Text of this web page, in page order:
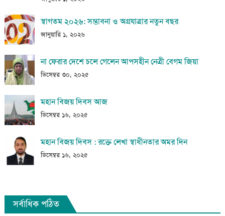
স্বাগতম ২০২৬: সম্ভাবনা ও অগ্রযাত্রার নতুন বছর
জানুয়ারি ১, ২০২৬
না ফেরার দেশে চলে গেলেন আপসহীন নেত্রী বেগম জিয়া
ডিসেম্বর ৩০, ২০২৫
মহান বিজয় দিবস আজ
ডিসেম্বর ১৬, ২০২৫
মহান বিজয় দিবস : রক্তে লেখা স্বাধীনতার অমর দিন
ডিসেম্বর ১৬, ২০২৫
সর্বাধিক পঠিত